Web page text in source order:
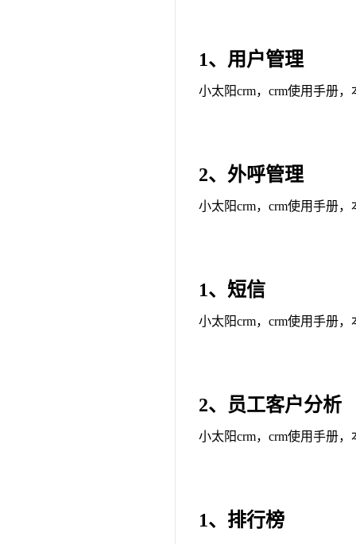
1、用户管理
小太阳crm，crm使用手册
2、外呼管理
小太阳crm，crm使用手册
1、短信
小太阳crm，crm使用手册
2、员工客户分析
小太阳crm，crm使用手册
1、排行榜